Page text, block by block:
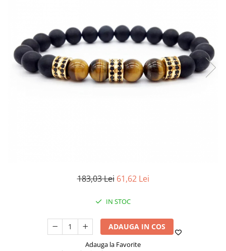
183,03 Lei 61,62 Lei
IN STOC
ADAUGA IN COS
Adauga la Favorite